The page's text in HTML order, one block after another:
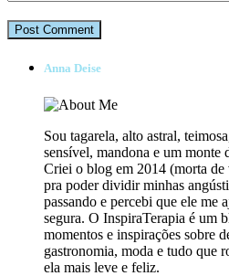
Anna Deise
Sou tagarela, alto astral,
sensível, mandona e um monte
Criei o blog em 2014 (morta
pra poder dividir minhas
passando e percebi que ele me
segura. O InspiraTerapia é um
momentos e inspirações sobre
gastronomia, moda e tudo que
ela mais leve e feliz.